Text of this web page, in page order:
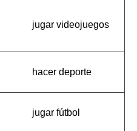
jugar videojuegos
hacer deporte
jugar fútbol